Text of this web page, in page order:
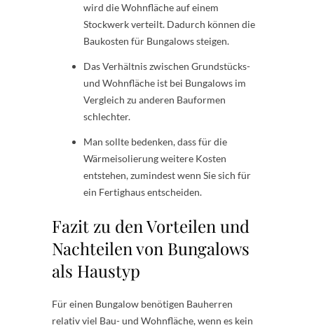
wird die Wohnfläche auf einem
Stockwerk verteilt. Dadurch können die
Baukosten für Bungalows steigen.
Das Verhältnis zwischen Grundstücks-
und Wohnfläche ist bei Bungalows im
Vergleich zu anderen Bauformen
schlechter.
Man sollte bedenken, dass für die
Wärmeisolierung weitere Kosten
entstehen, zumindest wenn Sie sich für
ein Fertighaus entscheiden.
Fazit zu den Vorteilen und
Nachteilen von Bungalows
als Haustyp
Für einen Bungalow benötigen Bauherren
relativ viel Bau- und Wohnfläche, wenn es kein